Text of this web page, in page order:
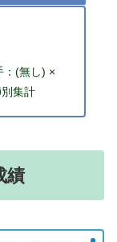
：(無し) ×
集計
績